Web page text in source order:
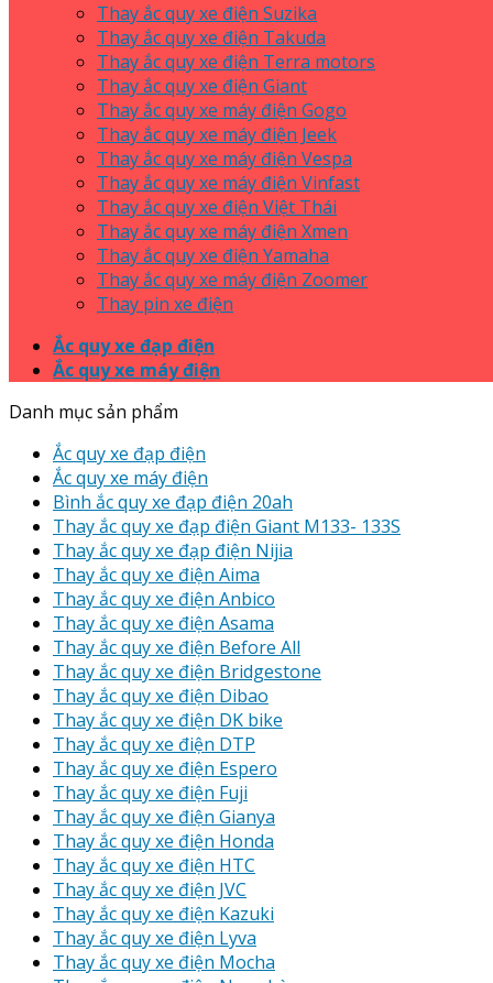
Thay ắc quy xe điện Suzika
Thay ắc quy xe điện Takuda
Thay ắc quy xe điện Terra motors
Thay ắc quy xe điện Giant
Thay ắc quy xe máy điện Gogo
Thay ắc quy xe máy điện Jeek
Thay ắc quy xe máy điện Vespa
Thay ắc quy xe máy điện Vinfast
Thay ắc quy xe điện Việt Thái
Thay ắc quy xe máy điện Xmen
Thay ắc quy xe điện Yamaha
Thay ắc quy xe máy điện Zoomer
Thay pin xe điện
Ắc quy xe đạp điện
Ắc quy xe máy điện
Danh mục sản phẩm
Ắc quy xe đạp điện
Ắc quy xe máy điện
Bình ắc quy xe đạp điện 20ah
Thay ắc quy xe đạp điện Giant M133- 133S
Thay ắc quy xe đạp điện Nijia
Thay ắc quy xe điện Aima
Thay ắc quy xe điện Anbico
Thay ắc quy xe điện Asama
Thay ắc quy xe điện Before All
Thay ắc quy xe điện Bridgestone
Thay ắc quy xe điện Dibao
Thay ắc quy xe điện DK bike
Thay ắc quy xe điện DTP
Thay ắc quy xe điện Espero
Thay ắc quy xe điện Fuji
Thay ắc quy xe điện Gianya
Thay ắc quy xe điện Honda
Thay ắc quy xe điện HTC
Thay ắc quy xe điện JVC
Thay ắc quy xe điện Kazuki
Thay ắc quy xe điện Lyva
Thay ắc quy xe điện Mocha